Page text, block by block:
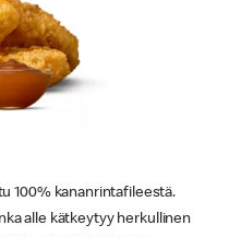
100% kananrintafileestä.
alle kätkeytyy herkullinen